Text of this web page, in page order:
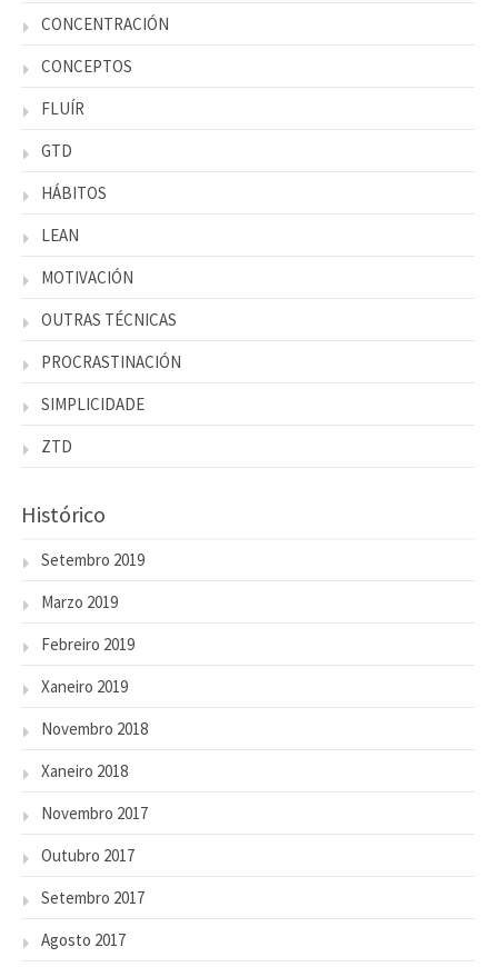
CONCENTRACIÓN
CONCEPTOS
FLUÍR
GTD
HÁBITOS
LEAN
MOTIVACIÓN
OUTRAS TÉCNICAS
PROCRASTINACIÓN
SIMPLICIDADE
ZTD
Histórico
Setembro 2019
Marzo 2019
Febreiro 2019
Xaneiro 2019
Novembro 2018
Xaneiro 2018
Novembro 2017
Outubro 2017
Setembro 2017
Agosto 2017